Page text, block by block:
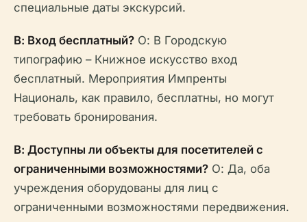
специальные даты экскурсий.
В: Вход бесплатный? О: В Городскую
типографию – Книжное искусство вход
бесплатный. Мероприятия Импренты
Националь, как правило, бесплатны, но могут
требовать бронирования.
В: Доступны ли объекты для посетителей с
ограниченными возможностями? О: Да, оба
учреждения оборудованы для лиц с
ограниченными возможностями передвижения.